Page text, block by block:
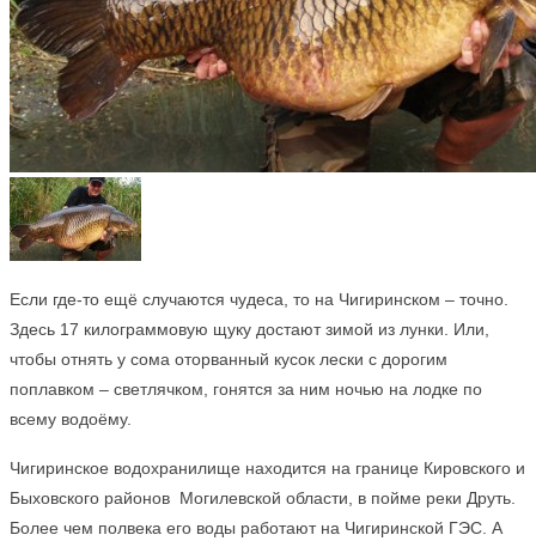
Если где-то ещё случаются чудеса, то на Чигиринском – точно.
Здесь 17 килограммовую щуку достают зимой из лунки. Или,
чтобы отнять у сома оторванный кусок лески с дорогим
поплавком – светлячком, гонятся за ним ночью на лодке по
всему водоёму.
Чигиринское водохранилище находится на границе Кировского и
Быховского районов Могилевской области, в пойме реки Друть.
Более чем полвека его воды работают на Чигиринской ГЭС. А